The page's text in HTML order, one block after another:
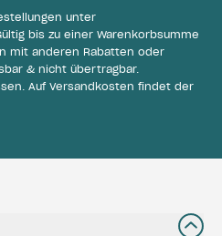
unter
bis zu einer Warenkorbsumme
mit anderen Rabatten oder
& nicht übertragbar.
Auf Versandkosten findet der